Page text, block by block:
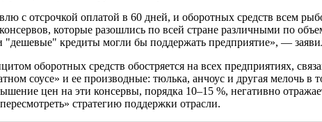
с отсрочкой оплатой в 60 дней, и оборотных средств всем
которые разошлись по всей стране различными по
"дешевые" кредиты могли бы поддержать предприятие», —
оборотных средств обостряется на всех предприятиях,
соусе» и ее производные: тюлька, анчоус и другая мелочь в
цен на эти консервы, порядка 10–15 %, негативно
стратегию поддержки отрасли.